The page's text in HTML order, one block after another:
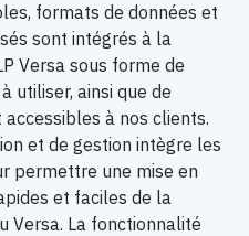
formats de données et
sont intégrés à la
Versa sous forme de
utiliser, ainsi que de
à nos clients.
et de gestion intègre les
permettre une mise en
et faciles de la
Versa. La fonctionnalité